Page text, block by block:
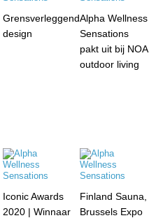
Grensverleggend
design
Alpha Wellness
Sensations
pakt uit bij NOA
outdoor living
Iconic Awards
2020 | Winnaar
Finland Sauna,
Brussels Expo